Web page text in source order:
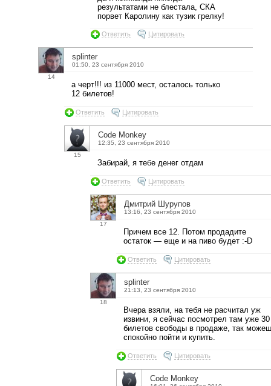
результатами не блестала, СКА
порвет Каролину как тузик грелку!
Ответить Цитировать
14
splinter
01:50, 23 сентября 2010
а черт!!! из 11000 мест, осталось только
12 билетов!
Ответить Цитировать
15
Code Monkey
12:35, 23 сентября 2010
Забирай, я тебе денег отдам
Ответить Цитировать
17
Дмитрий Шурупов
13:16, 23 сентября 2010
Причем все 12. Потом продадите
остаток — еще и на пиво будет :-D
Ответить Цитировать
18
splinter
21:13, 23 сентября 2010
Вчера взяли, на тебя не расчитал уж
извини, я сейчас посмотрел там уже 30
билетов свободы в продаже, так
спокойно пойти и купить.
Ответить Цитировать
Code Monkey